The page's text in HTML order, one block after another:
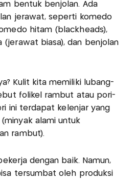
bentuk benjolan. Ada
jerawat, seperti komedo
hitam (blackheads),
(jerawat biasa), dan benjolan
Kulit kita memiliki lubang-
folikel rambut atau pori-
ini terdapat kelenjar yang
alami untuk
rambut).
dengan baik. Namun,
tersumbat oleh produksi